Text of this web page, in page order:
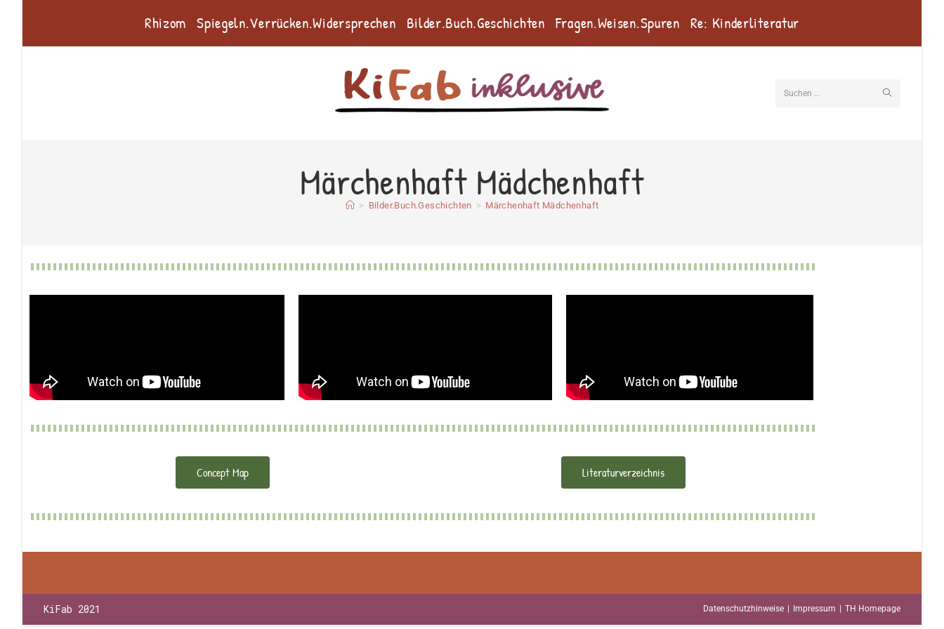
Rhizom Spiegeln.Verrücken.Widersprechen Bilder.Buch.Geschichten Fragen.Weisen.Spuren Re: Kinderliteratur
Suchen …
Märchenhaft Mädchenhaft
> Bilder.Buch.Geschichten > Märchenhaft Mädchenhaft
Concept Map Literaturverzeichnis
Datenschutzhinweise Impressum TH Homepage
KiFab 2021